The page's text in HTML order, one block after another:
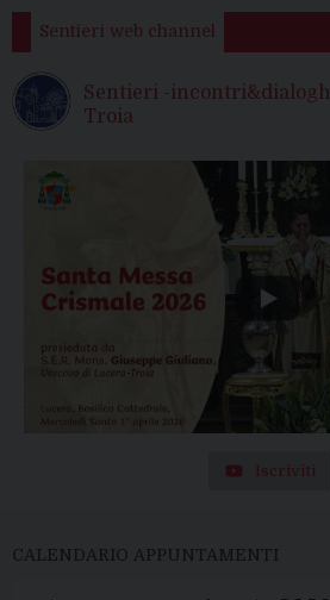
Sentieri web channel
Sentieri -
Troia
Iscriviti
CALENDARIO APPUNTAMENTI